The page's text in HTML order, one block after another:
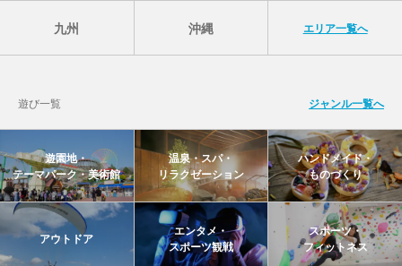
九州 沖縄 エリア一覧へ
遊び一覧 ジャンル一覧へ
遊園地・
テーマパーク・美術館
温泉・スパ・
リラクゼーション
ハンドメイド・
ものづくり
アウトドア
エンタメ・
スポーツ観戦
スポーツ・
フィットネス